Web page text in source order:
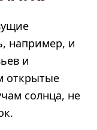
например, и
и
открытые
солнца, не